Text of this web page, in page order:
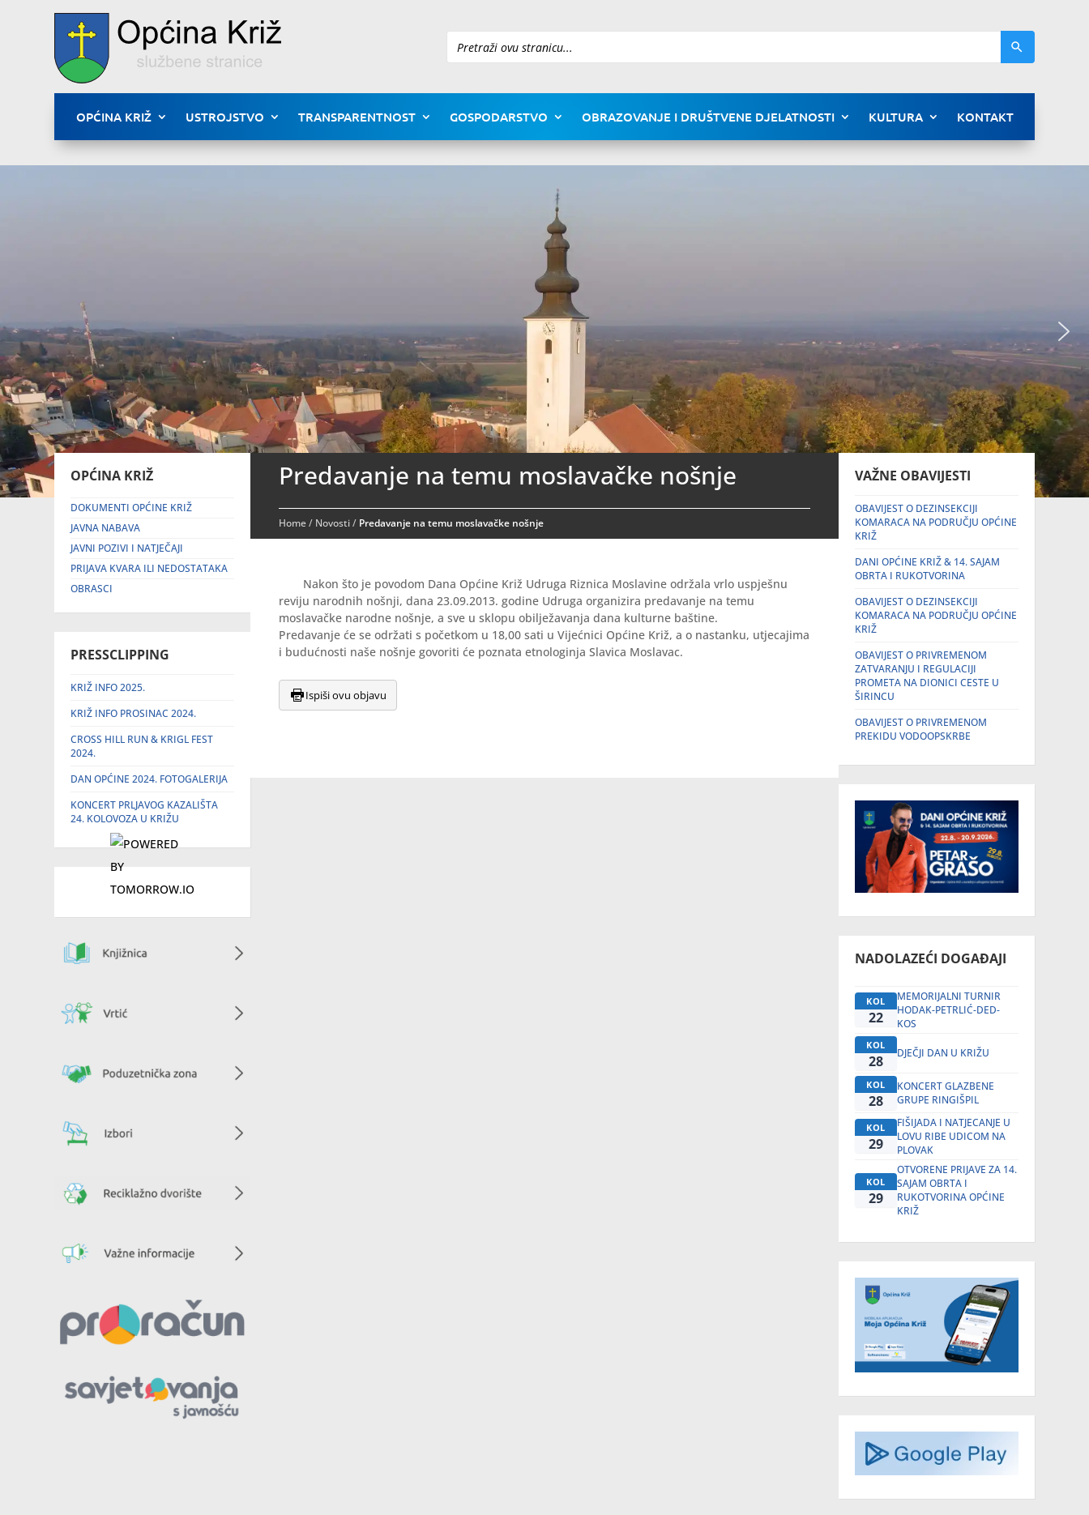
Pretraži
OPĆINA KRIŽ USTROJSTVO TRANSPARENTNOST GOSPODARSTVO OBRAZOVANJE I DRUŠTVENE DJELATNOSTI KULTURA KONTAKT
OPĆINA KRIŽ
DOKUMENTI OPĆINE KRIŽ
JAVNA NABAVA
JAVNI POZIVI I NATJEČAJI
PRIJAVA KVARA ILI NEDOSTATAKA
OBRASCI
PRESSCLIPPING
KRIŽ INFO 2025.
KRIŽ INFO PROSINAC 2024.
CROSS HILL RUN & KRIGL FEST
2024.
DAN OPĆINE 2024. FOTOGALERIJA
KONCERT PRLJAVOG KAZALIŠTA
24. KOLOVOZA U KRIŽU
Predavanje na temu moslavačke nošnje
Home/ Novosti/ Predavanje na temu moslavačke nošnje
Nakon što je povodom Dana Općine Križ Udruga Riznica Moslavine održala vrlo uspješnu
reviju narodnih nošnji, dana 23.09.2013. godine Udruga organizira predavanje na temu
moslavačke narodne nošnje, a sve u sklopu obilježavanja dana kulturne baštine.
Predavanje će se održati s početkom u 18,00 sati u Vijećnici Općine Križ, a o nastanku, utjecajima
i budućnosti naše nošnje govoriti će poznata etnologinja Slavica Moslavac.
Ispiši ovu objavu
VAŽNE OBAVIJESTI
OBAVIJEST O DEZINSEKCIJI
KOMARACA NA PODRUČJU OPĆINE
KRIŽ
DANI OPĆINE KRIŽ & 14. SAJAM
OBRTA I RUKOTVORINA
OBAVIJEST O DEZINSEKCIJI
KOMARACA NA PODRUČJU OPĆINE
KRIŽ
OBAVIJEST O PRIVREMENOM
ZATVARANJU I REGULACIJI
PROMETA NA DIONICI CESTE U
ŠIRINCU
OBAVIJEST O PRIVREMENOM
PREKIDU VODOOPSKRBE
NADOLAZEĆI DOGAĐAJI
KOL
22
MEMORIJALNI TURNIR
HODAK-PETRLIĆ-DED-
KOS
KOL
28 DJEČJI DAN U KRIŽU
KOL
28
KONCERT GLAZBENE
GRUPE RINGIŠPIL
KOL
29
FIŠIJADA I NATJECANJE U
LOVU RIBE UDICOM NA
PLOVAK
KOL
29
OTVORENE PRIJAVE ZA 14.
SAJAM OBRTA I
RUKOTVORINA OPĆINE
KRIŽ